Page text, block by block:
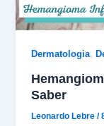
Dermatologia,
Saber
Leonardo Lebre/